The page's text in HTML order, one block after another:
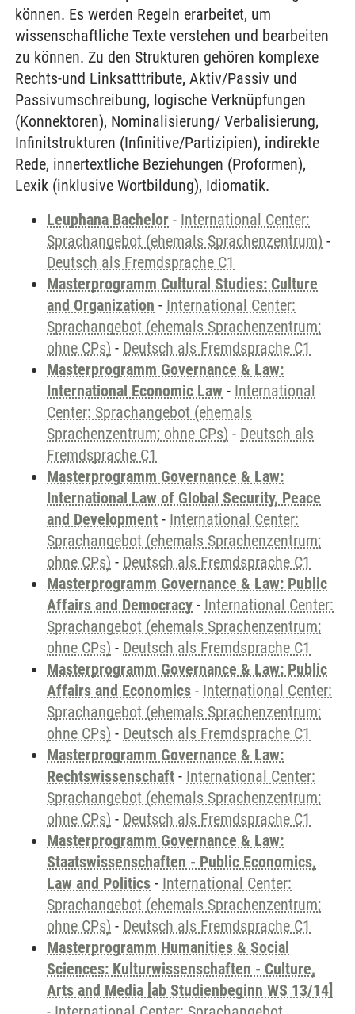
können. Es werden Regeln erarbeitet, um
wissenschaftliche Texte verstehen und bearbeiten
zu können. Zu den Strukturen gehören komplexe
Rechts-und Linksatttribute, Aktiv/Passiv und
Passivumschreibung, logische Verknüpfungen
(Konnektoren), Nominalisierung/ Verbalisierung,
Infinitstrukturen (Infinitive/Partizipien), indirekte
Rede, innertextliche Beziehungen (Proformen),
Lexik (inklusive Wortbildung), Idiomatik.
Leuphana Bachelor - International Center:
Sprachangebot (ehemals Sprachenzentrum) -
Deutsch als Fremdsprache C1
Masterprogramm Cultural Studies: Culture
and Organization - International Center:
Sprachangebot (ehemals Sprachenzentrum;
ohne CPs) - Deutsch als Fremdsprache C1
Masterprogramm Governance & Law:
International Economic Law - International
Center: Sprachangebot (ehemals
Sprachenzentrum; ohne CPs) - Deutsch als
Fremdsprache C1
Masterprogramm Governance & Law:
International Law of Global Security, Peace
and Development - International Center:
Sprachangebot (ehemals Sprachenzentrum;
ohne CPs) - Deutsch als Fremdsprache C1
Masterprogramm Governance & Law: Public
Affairs and Democracy - International Center:
Sprachangebot (ehemals Sprachenzentrum;
ohne CPs) - Deutsch als Fremdsprache C1
Masterprogramm Governance & Law: Public
Affairs and Economics - International Center:
Sprachangebot (ehemals Sprachenzentrum;
ohne CPs) - Deutsch als Fremdsprache C1
Masterprogramm Governance & Law:
Rechtswissenschaft - International Center:
Sprachangebot (ehemals Sprachenzentrum;
ohne CPs) - Deutsch als Fremdsprache C1
Masterprogramm Governance & Law:
Staatswissenschaften - Public Economics,
Law and Politics - International Center:
Sprachangebot (ehemals Sprachenzentrum;
ohne CPs) - Deutsch als Fremdsprache C1
Masterprogramm Humanities & Social
Sciences: Kulturwissenschaften - Culture,
Arts and Media [ab Studienbeginn WS 13/14]